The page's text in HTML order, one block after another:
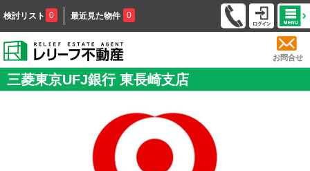
検討リスト 0 最近見た物件 0
お問合せ
三菱東京UFJ銀行 東長崎支店